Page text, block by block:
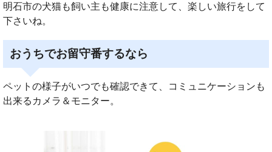
明石市の犬猫も飼い主も健康に注意して、楽しい旅行をして
下さいね。
おうちでお留守番するなら
ペットの様子がいつでも確認できて、コミュニケーションも
出来るカメラ＆モニター。